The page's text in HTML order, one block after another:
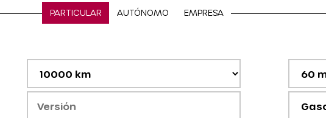
PARTICULAR AUTÓNOMO EMPRESA